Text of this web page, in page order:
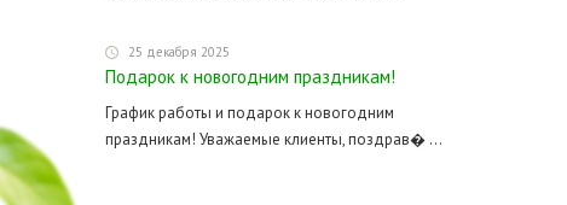
25 декабря 2025
Подарок к новогодним праздникам!
График работы и подарок к новогодним
праздникам! Уважаемые клиенты, поздрав� ...